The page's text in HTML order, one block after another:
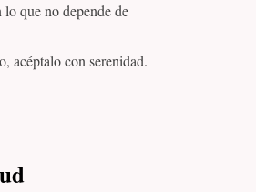
lo que no depende de
acéptalo con serenidad.